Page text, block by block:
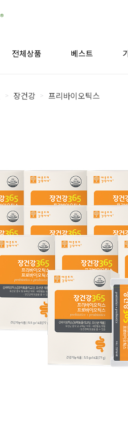
전체상품 베스트
> 장건강 > 프리바이오틱스